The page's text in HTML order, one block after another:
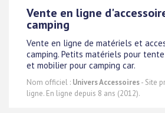
Vente en ligne
camping
Vente en ligne de matériels et
camping. Petits matériels pour
et mobilier pour camping car.
Nom officiel : Univers Accessoires- Site
ligne. En ligne depuis 8 ans (2012).